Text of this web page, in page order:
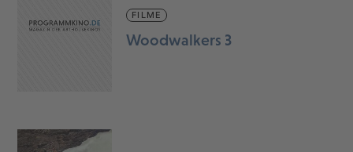
FILME
Woodwalkers 3